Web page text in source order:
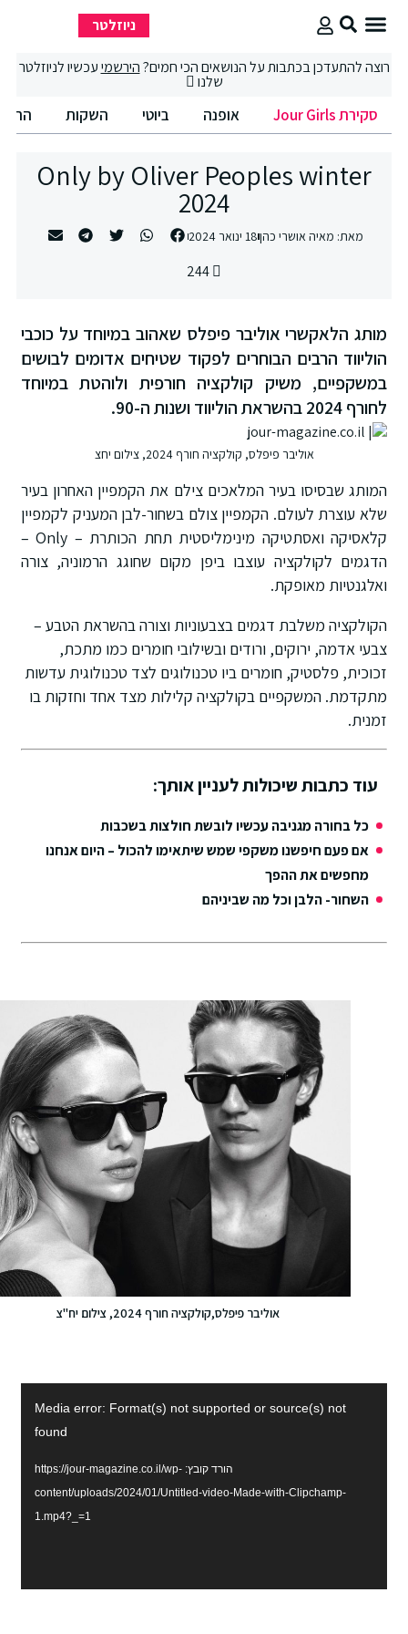
ניוזלטר
רוצה להתעדכן בכתבות על הנושאים הכי חמים?הירשמיעכשיו לניוזלטר
שלנו
סקירת Jour Girls אופנה ביוטי השקות החיים
Only by Oliver Peoples winter
2024
מאת:מאיה אושרי כהן18 ינואר 2024
מותג הלאקשרי אוליבר פיפלס שאהוב במיוחד על כוכבי
הוליווד הרבים הבוחרים לפקוד שטיחים אדומים לבושים
במשקפיים, משיק קולקציה חורפית ולוהטת במיוחד
לחורף 2024 בהשראת הוליווד ושנות ה-90.
אוליבר פיפלס, קולקציה חורף 2024, צילום יחצ
המותג שבסיסו בעיר המלאכים צילם את הקמפיין האחרון בעיר
שלא עוצרת לעולם. הקמפיין צולם בשחור-לבן המעניק לקמפיין
קלאסיקה ואסתטיקה מינימליסטית תחת הכותרת – Only –
הדגמים לקולקציה עוצבו ביפן מקום שחוגג הרמוניה, צורה
ואלגנטיות מאופקת.
הקולקציה משלבת דגמים בצבעוניות וצורה בהשראת הטבע –
צבעי אדמה, ירוקים, ורודים ובשילובי חומרים כמו מתכת,
זכוכית, פלסטיק, חומרים ביו טכנולוגים לצד טכנולוגית עדשות
מתקדמת. המשקפיים בקולקציה קלילות מצד אחד וחזקות בו
זמנית.
עוד כתבות שיכולות לעניין אותך:
כל בחורה מגניבה עכשיו לובשת חולצות בשכבות
אם פעם חיפשנו משקפי שמש שיתאימו להכול – היום אנחנו
מחפשים את ההפך
השחור- הלבן וכל מה שביניהם
אוליבר פיפלס,קולקציה חורף 2024, צילום יח"צ
Media error: Format(s) not supported or source(s) not
found
הורד קובץ: https://jour-magazine.co.il/wp-
content/uploads/2024/01/Untitled-video-Made-with-Clipchamp-
1.mp4?_=1